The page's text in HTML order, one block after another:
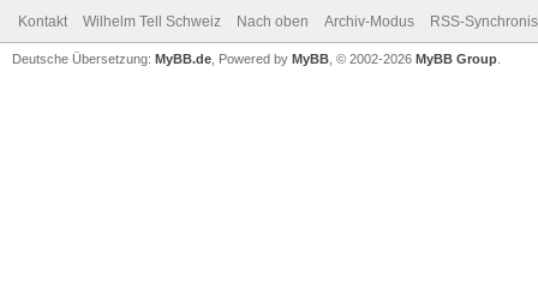
Kontakt Wilhelm Tell Schweiz Nach oben Archiv-Modus RSS-
Deutsche Übersetzung: MyBB.de , Powered by MyBB , © 2002-2026 MyBB Group